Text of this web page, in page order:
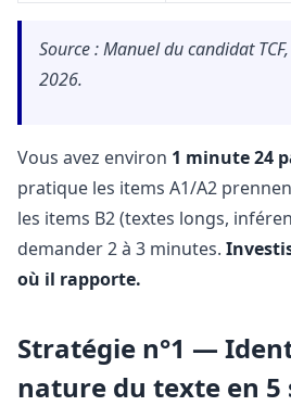
Source : Manuel du candidat
2026.
Vous avez environ 1 minute 24
pratique les items A1/A2
les items B2 (textes longs,
demander 2 à 3 minutes.
où il rapporte.
Stratégie n°1 —
nature du texte en 5